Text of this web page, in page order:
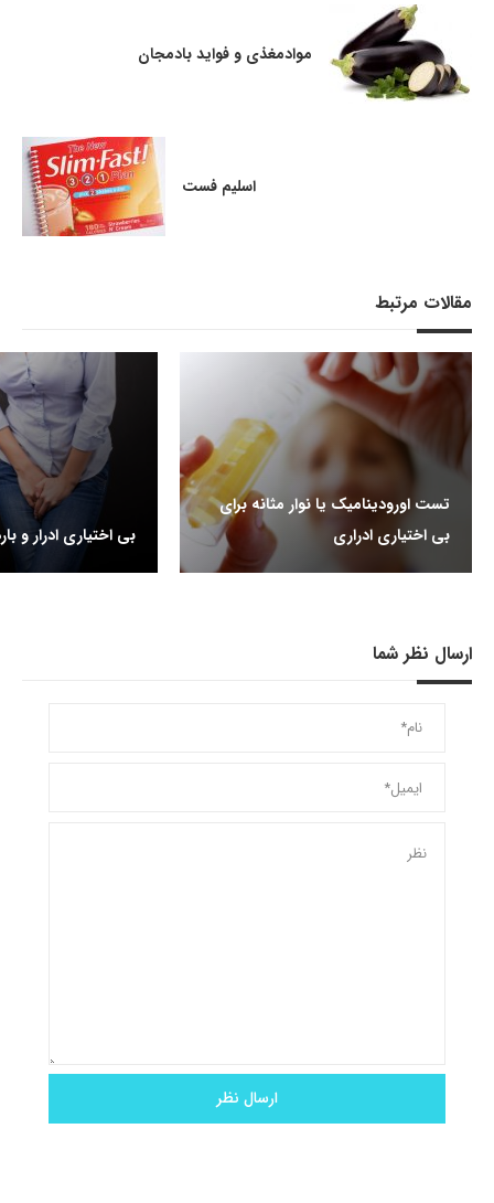
موادمغذی و فواید بادمجان
اسلیم فست
مقالات مرتبط
تست اورودینامیک یا نوار مثانه برای
بی اختیاری ادراری
بی اختیاری ادرار و
ارسال نظر شما